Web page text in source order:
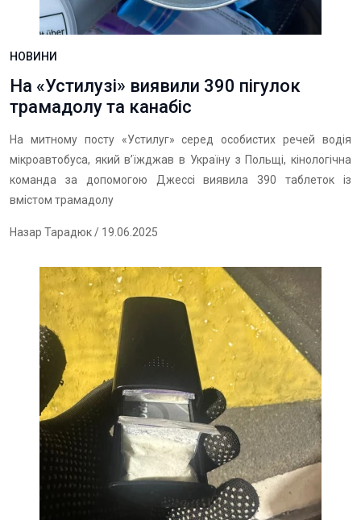
НОВИНИ
На «Устилузі» виявили 390 пігулок
трамадолу та канабіс
На митному посту «Устилуг» серед особистих речей водія
мікроавтобуса, який в’їжджав в Україну з Польщі, кінологічна
команда за допомогою Джессі виявила 390 таблеток із
вмістом трамадолу
Назар Тарадюк/ 19.06.2025